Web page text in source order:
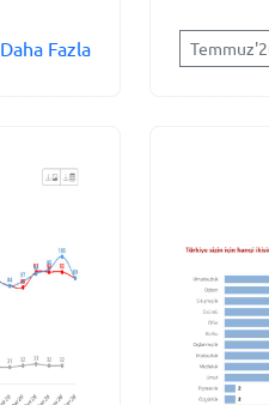
Daha Fazla